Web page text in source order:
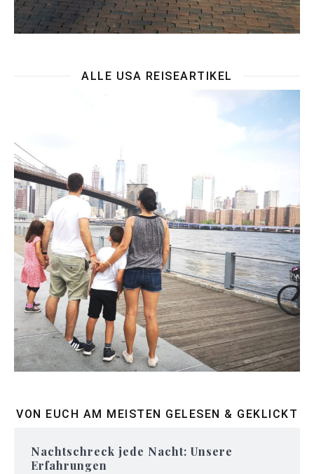
ALLE USA REISEARTIKEL
VON EUCH AM MEISTEN GELESEN & GEKLICKT
Nachtschreck jede Nacht: Unsere
Erfahrungen